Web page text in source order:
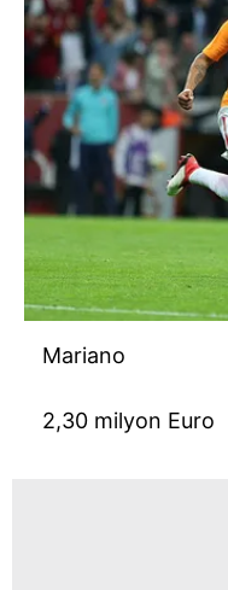
Mariano
2,30 milyon Euro